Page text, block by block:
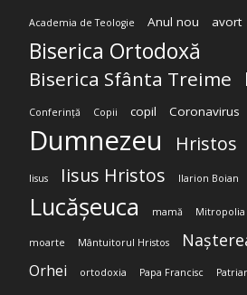
Academia de Teologie Anul nou avort
Biserica Ortodoxă
Biserica Sfânta Treime
Conferință Copii copil Coronavirus
Dumnezeu Hristos
Iisus Iisus Hristos Ilarion Boian
Lucășeuca mamă Mitropolia
moarte Mântuitorul Hristos
Orhei ortodoxia Papa Francisc